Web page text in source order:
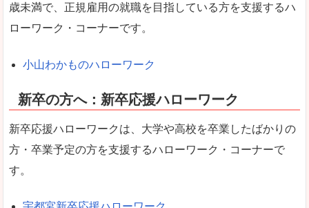
歳未満で、正規雇用の就職を目指している方を支援するハ
ローワーク・コーナーです。
小山わかものハローワーク
新卒の方へ：新卒応援ハローワーク
新卒応援ハローワークは、大学や高校を卒業したばかりの
方・卒業予定の方を支援するハローワーク・コーナーで
す。